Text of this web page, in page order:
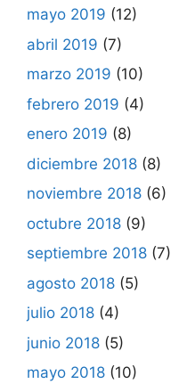
mayo 2019 (12)
abril 2019 (7)
marzo 2019 (10)
febrero 2019 (4)
enero 2019 (8)
diciembre 2018 (8)
noviembre 2018 (6)
octubre 2018 (9)
septiembre 2018 (7)
agosto 2018 (5)
julio 2018 (4)
junio 2018 (5)
mayo 2018 (10)